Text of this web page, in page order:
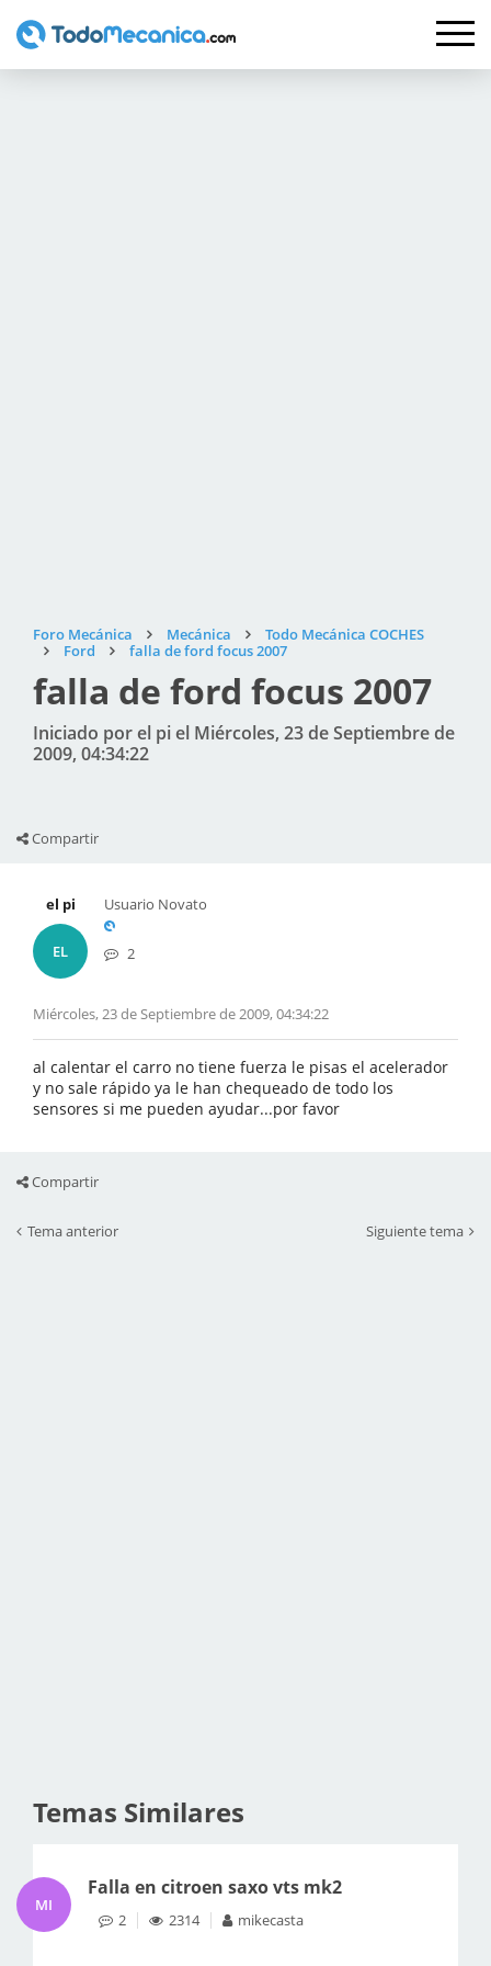
Foro Mecánica Mecánica
Todo Mecánica COCHES
Ford
falla de ford focus 2007
falla de ford focus 2007
Iniciado por el pi el Miércoles, 23 de Septiembre de
2009, 04:34:22
Compartir
el pi
EL
Usuario Novato
2
Miércoles, 23 de Septiembre de 2009, 04:34:22
al calentar el carro no tiene fuerza le pisas el acelerador
y no sale rápido ya le han chequeado de todo los
sensores si me pueden ayudar...por favor
Compartir
Tema anterior Siguiente tema
Temas Similares
MI
Falla en citroen saxo vts mk2
2 2314 mikecasta